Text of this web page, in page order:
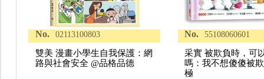
No. 02113100803
雙美 漫畫小學生自我保護：網
路與社會安全 @品格品德
No. 55108060601
采實 被欺負時，可
嗎：我不想傻傻被
極